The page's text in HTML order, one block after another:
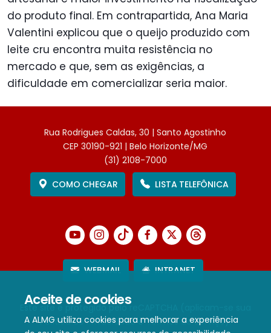
Aceite de cookies
A ALMG utiliza cookies para melhorar a experiência
do produto final. Em contrapartida, Ana Maria
Valentini explicou que o queijo produzido com
leite cru encontra muita resistência no
mercado e que, sem as exigências, a
dificuldade em comercializar seria maior.
Rua Rodrigues Caldas, 30 | Santo Agostinho
CEP 30190-921 | Belo Horizonte/MG
(31) 2108-7000
COMO CHEGAR
LISTA TELEFÔNICA
WEBMAIL INTRANET
Este site é protegido pelo reCAPTCHA (aplicam-se sua
Política de PrivacidadeeTermos de Serviço).